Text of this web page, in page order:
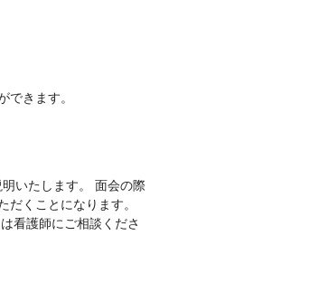
できます。
いたします。 面会の際
くことになります。
看護師にご相談くださ